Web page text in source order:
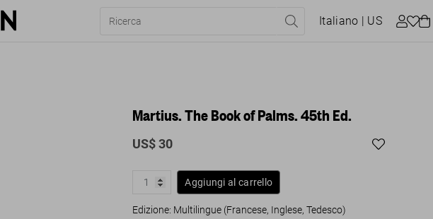
Italiano | US
Martius. The Book of Palms. 45th Ed.
US$ 30
Aggiungi al carrello
Edizione: Multilingue (Francese, Inglese, Tedesco)